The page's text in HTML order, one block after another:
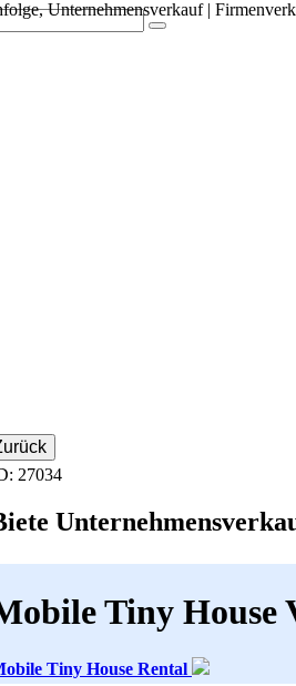
27034
Tiny House
Tiny House Rental